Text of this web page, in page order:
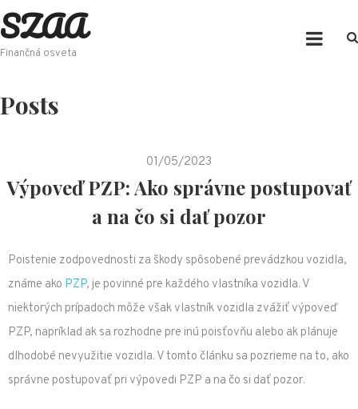
Skip
to
content
SZAA
Finančná osveta
Posts
01/05/2023
Výpoveď PZP: Ako správne postupovať
a na čo si dať pozor
Poistenie zodpovednosti za škody spôsobené prevádzkou vozidla,
známe ako PZP, je povinné pre každého vlastníka vozidla. V
niektorých prípadoch môže však vlastník vozidla zvážiť výpoveď
PZP, napríklad ak sa rozhodne pre inú poisťovňu alebo ak plánuje
dlhodobé nevyužitie vozidla. V tomto článku sa pozrieme na to, ako
správne postupovať pri výpovedi PZP a na čo si dať pozor.